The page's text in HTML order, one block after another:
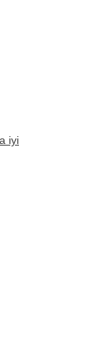
iyi